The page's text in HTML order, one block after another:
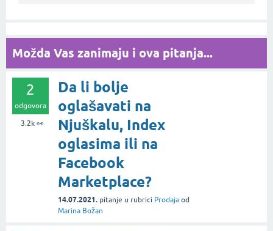
Možda Vas zanimaju i ova pitanja...
2
odgovora
3.2k👀
Da li bolje
oglašavati na
Njuškalu, Index
oglasima ili na
Facebook
Marketplace?
14.07.2021. pitanje u rubrici Prodaja od
Marina Božan